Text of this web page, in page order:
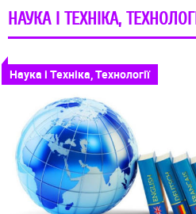
НАУКА І ТЕХНІКА, ТЕХНОЛОГІЇ
Наука і Техніка, Технології